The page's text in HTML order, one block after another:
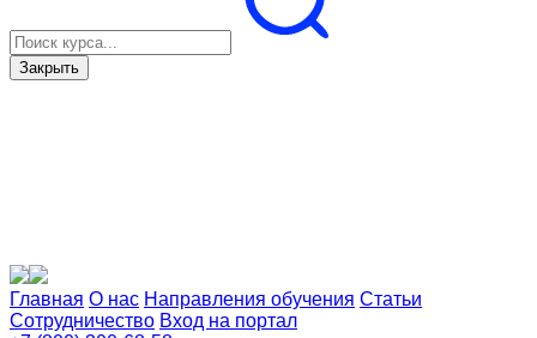
Закрыть
Главная О нас Направления обучения Статьи
Сотрудничество Вход на портал